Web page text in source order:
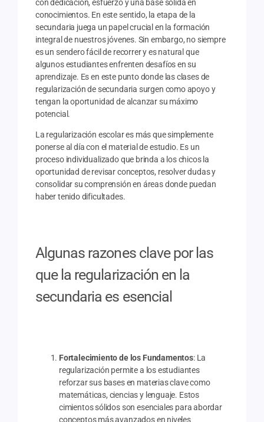
con dedicación, esfuerzo y una base sólida en
conocimientos. En este sentido, la etapa de la
secundaria juega un papel crucial en la formación
integral de nuestros jóvenes. Sin embargo, no siempre
es un sendero fácil de recorrer y es natural que
algunos estudiantes enfrenten desafíos en su
aprendizaje. Es en este punto donde las clases de
regularización de secundaria surgen como apoyo y
tengan la oportunidad de alcanzar su máximo
potencial.
La regularización escolar es más que simplemente
ponerse al día con el material de estudio. Es un
proceso individualizado que brinda a los chicos la
oportunidad de revisar conceptos, resolver dudas y
consolidar su comprensión en áreas donde puedan
haber tenido dificultades.
Algunas razones clave por las
que la regularización en la
secundaria es esencial
Fortalecimiento de los Fundamentos: La
regularización permite a los estudiantes
reforzar sus bases en materias clave como
matemáticas, ciencias y lenguaje. Estos
cimientos sólidos son esenciales para abordar